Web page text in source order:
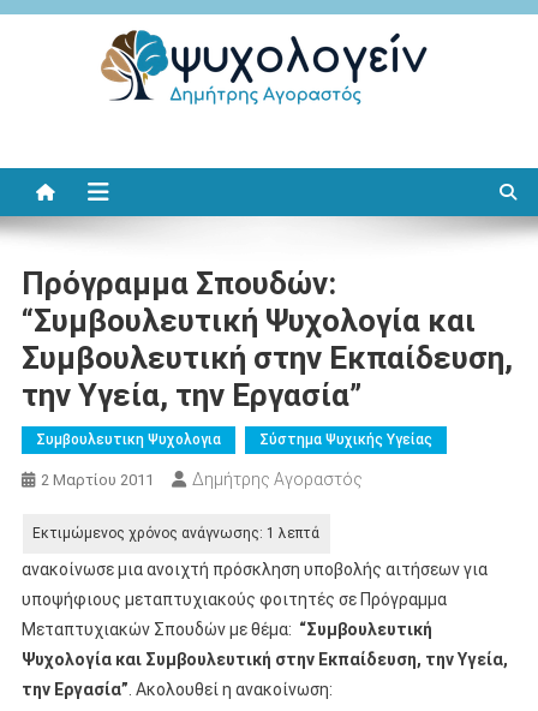
Μεταπηδήστε
Πρόγραμμα Σπουδών:
“Συμβουλευτική Ψυχολογία και
Συμβουλευτική στην Εκπαίδευση,
την Υγεία, την Εργασία”
Συμβουλευτικη Ψυχολογια Σύστημα Ψυχικής Υγείας
2 Μαρτίου 2011 Δημήτρης Αγοραστός
ανακοίνωσε μια ανοιχτή πρόσκληση υποβολής αιτήσεων για
υποψήφιους μεταπτυχιακούς φοιτητές σε Πρόγραμμα
Μεταπτυχιακών Σπουδών με θέμα: “Συμβουλευτική
Ψυχολογία και Συμβουλευτική στην Εκπαίδευση, την Υγεία,
την Εργασία” . Ακολουθεί η ανακοίνωση: